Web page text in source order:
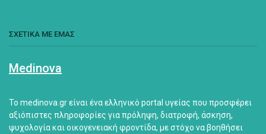
ΣΧΕΤΙΚΑ ΜΕ ΕΜΑΣ
Medinova
Το medinova.gr είναι ένα ελληνικό portal υγείας που προσφέρει
αξιόπιστες πληροφορίες για πρόληψη, διατροφή, άσκηση,
ψυχολογία και οικογενειακή φροντίδα, με στόχο να βοηθήσει